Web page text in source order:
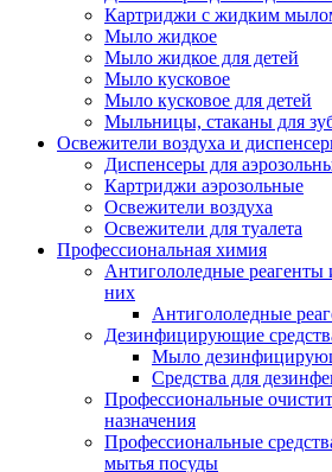
Картриджи с жидким
Мыло жидкое
Мыло жидкое для детей
Мыло кусковое
Мыло кусковое для детей
Мыльницы, стаканы для
Освежители воздуха и
Диспенсеры для
Картриджи аэрозольные
Освежители воздуха
Освежители для туалета
Профессиональная химия
Антигололедные реагенты
них
Антигололедные
Дезинфицирующие
Мыло
Средства для
Профессиональные
назначения
Профессиональные
мытья посуды